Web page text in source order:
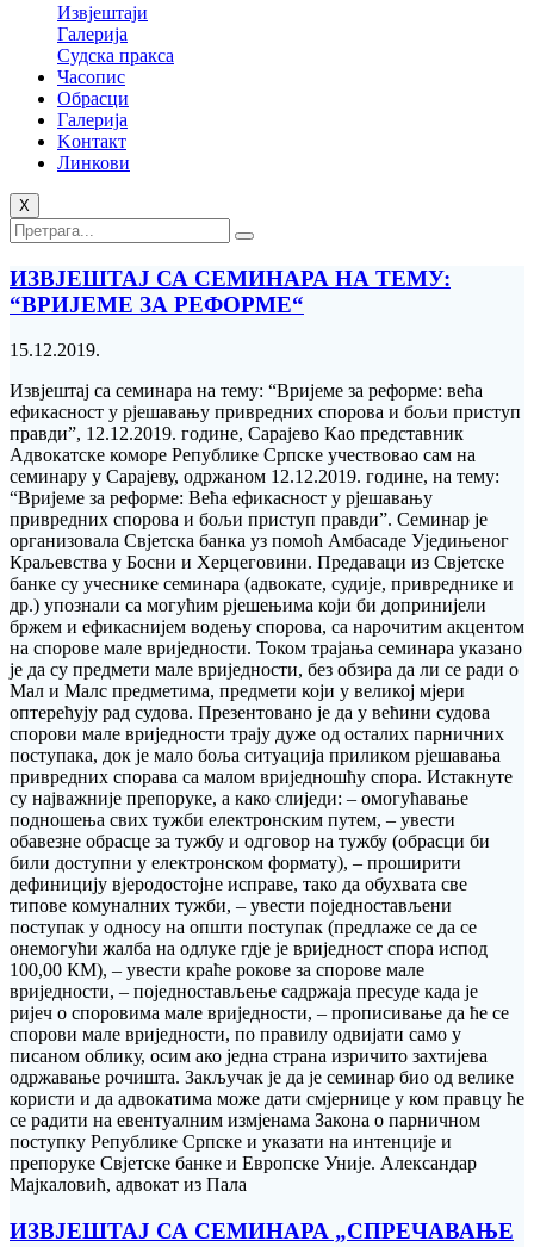
Извјештаји
Галерија
Судска пракса
Часопис
Обрасци
Галерија
Kонтакт
Линкови
X
ИЗВЈЕШТАЈ СА СЕМИНАРА НА ТЕМУ:
“ВРИЈЕМЕ ЗА РЕФОРМЕ“
15.12.2019.
Извјештај са семинара на тему: “Вријеме за реформе: већа
ефикасност у рјешавању привредних спорова и бољи приступ
правди”, 12.12.2019. године, Сарајево Као представник
Адвокатске коморе Републике Српске учествовао сам на
семинару у Сарајеву, одржаном 12.12.2019. године, на тему:
“Вријеме за реформе: Већа ефикасност у рјешавању
привредних спорова и бољи приступ правди”. Семинар је
организовала Свјетска банка уз помоћ Амбасаде Уједињеног
Краљевства у Босни и Херцеговини. Предаваци из Свјетске
банке су учеснике семинара (адвокате, судије, привреднике и
др.) упознали са могућим рјешењима који би допринијели
бржем и ефикаснијем водењу спорова, са нарочитим акцентом
на спорове мале вриједности. Током трајања семинара указано
је да су предмети мале вриједности, без обзира да ли се ради о
Мал и Малс предметима, предмети који у великој мјери
оптерећују рад судова. Презентовано је да у већини судова
спорови мале вриједности трају дуже од осталих парничних
поступака, док је мало боља ситуација приликом рјешавања
привредних спорава са малом вриједношћу спора. Истакнуте
су најважније препоруке, а како слиједи: – омогућавање
подношења свих тужби електронским путем, – увести
обавезне обрасце за тужбу и одговор на тужбу (обрасци би
били доступни у електронском формату), – проширити
дефиницију вјеродостојне исправе, тако да обухвата све
типове комуналних тужби, – увести поједностављени
поступак у односу на општи поступак (предлаже се да се
онемогући жалба на одлуке гдје је вриједност спора испод
100,00 КМ), – увести краће рокове за спорове мале
вриједности, – поједностављење садржаја пресуде када је
ријеч о споровима мале вриједности, – прописивање да ће се
спорови мале вриједности, по правилу одвијати само у
писаном облику, осим ако једна страна изричито захтијева
одржавање рочишта. Закључак је да је семинар био од велике
користи и да адвокатима може дати смјернице у ком правцу ће
се радити на евентуалним измјенама Закона о парничном
поступку Републике Српске и указати на интенције и
препоруке Свјетске банке и Европске Уније. Александар
Мајкаловић, адвокат из Пала
ИЗВЈЕШТАЈ СА СЕМИНАРА „СПРЕЧАВАЊЕ